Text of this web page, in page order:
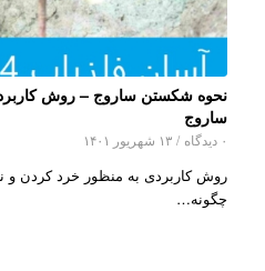
نحوه شکستن ساروج – روش
ساروج
۰ دیدگاه / ۱۳ شهریور ۱۴۰۱
روش کاربردی به منظور خرد کردن
چگونه…